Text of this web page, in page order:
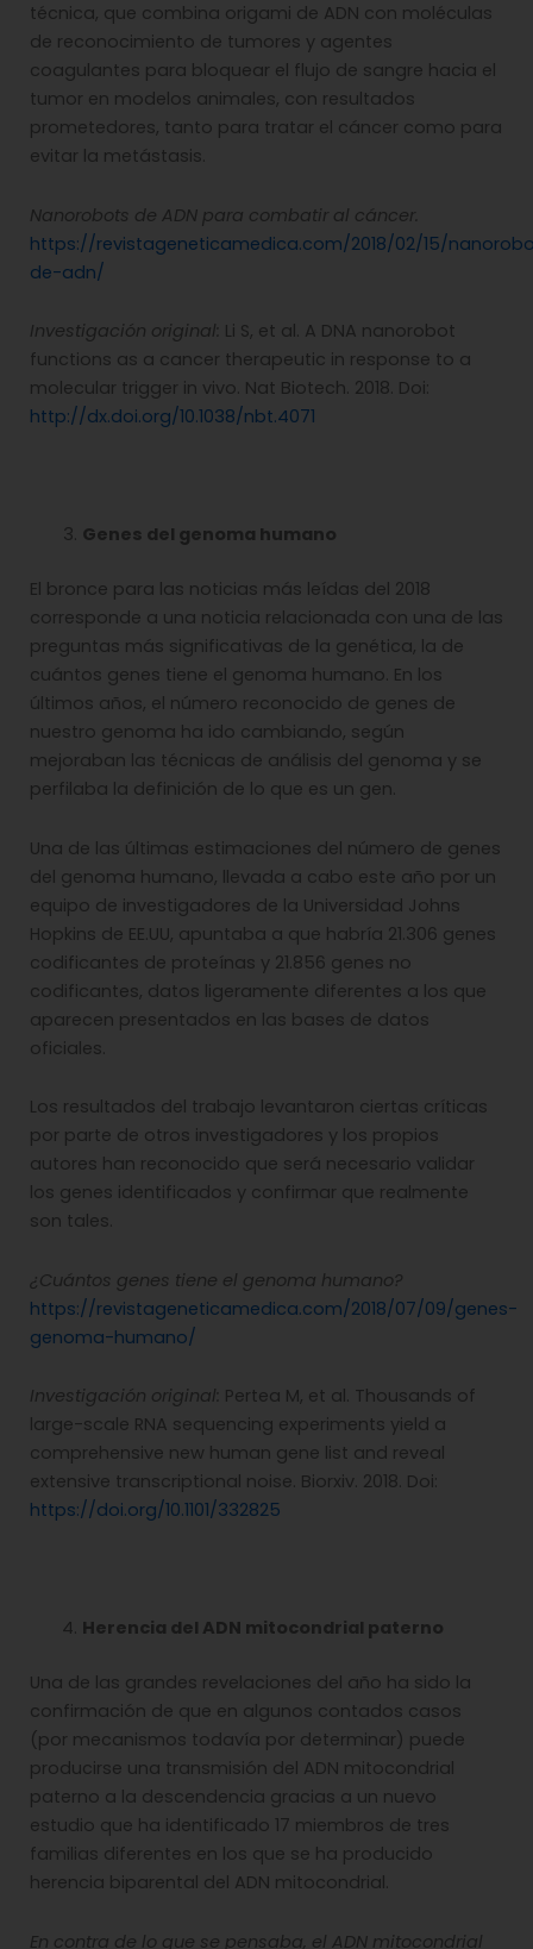
técnica, que combina origami de ADN con moléculas
de reconocimiento de tumores y agentes
coagulantes para bloquear el flujo de sangre hacia el
tumor en modelos animales, con resultados
prometedores, tanto para tratar el cáncer como para
evitar la metástasis.
Nanorobots de ADN para combatir al cáncer.
https://revistageneticamedica.com/2018/02/15/
de-adn/
Investigación original: Li S, et al. A DNA nanorobot
functions as a cancer therapeutic in response to a
molecular trigger in vivo. Nat Biotech. 2018. Doi:
http://dx.doi.org/10.1038/nbt.4071
Genes del genoma humano
El bronce para las noticias más leídas del 2018
corresponde a una noticia relacionada con una de las
preguntas más significativas de la genética, la de
cuántos genes tiene el genoma humano. En los
últimos años, el número reconocido de genes de
nuestro genoma ha ido cambiando, según
mejoraban las técnicas de análisis del genoma y se
perfilaba la definición de lo que es un gen.
Una de las últimas estimaciones del número de genes
del genoma humano, llevada a cabo este año por un
equipo de investigadores de la Universidad Johns
Hopkins de EE.UU, apuntaba a que habría 21.306 genes
codificantes de proteínas y 21.856 genes no
codificantes, datos ligeramente diferentes a los que
aparecen presentados en las bases de datos
oficiales.
Los resultados del trabajo levantaron ciertas críticas
por parte de otros investigadores y los propios
autores han reconocido que será necesario validar
los genes identificados y confirmar que realmente
son tales.
¿Cuántos genes tiene el genoma humano?
https://revistageneticamedica.com/2018/07/09/genes-
genoma-humano/
Investigación original: Pertea M, et al. Thousands of
large-scale RNA sequencing experiments yield a
comprehensive new human gene list and reveal
extensive transcriptional noise. Biorxiv. 2018. Doi:
https://doi.org/10.1101/332825
Herencia del ADN mitocondrial paterno
Una de las grandes revelaciones del año ha sido la
confirmación de que en algunos contados casos
(por mecanismos todavía por determinar) puede
producirse una transmisión del ADN mitocondrial
paterno a la descendencia gracias a un nuevo
estudio que ha identificado 17 miembros de tres
familias diferentes en los que se ha producido
herencia biparental del ADN mitocondrial.
En contra de lo que se pensaba, el ADN mitocondrial